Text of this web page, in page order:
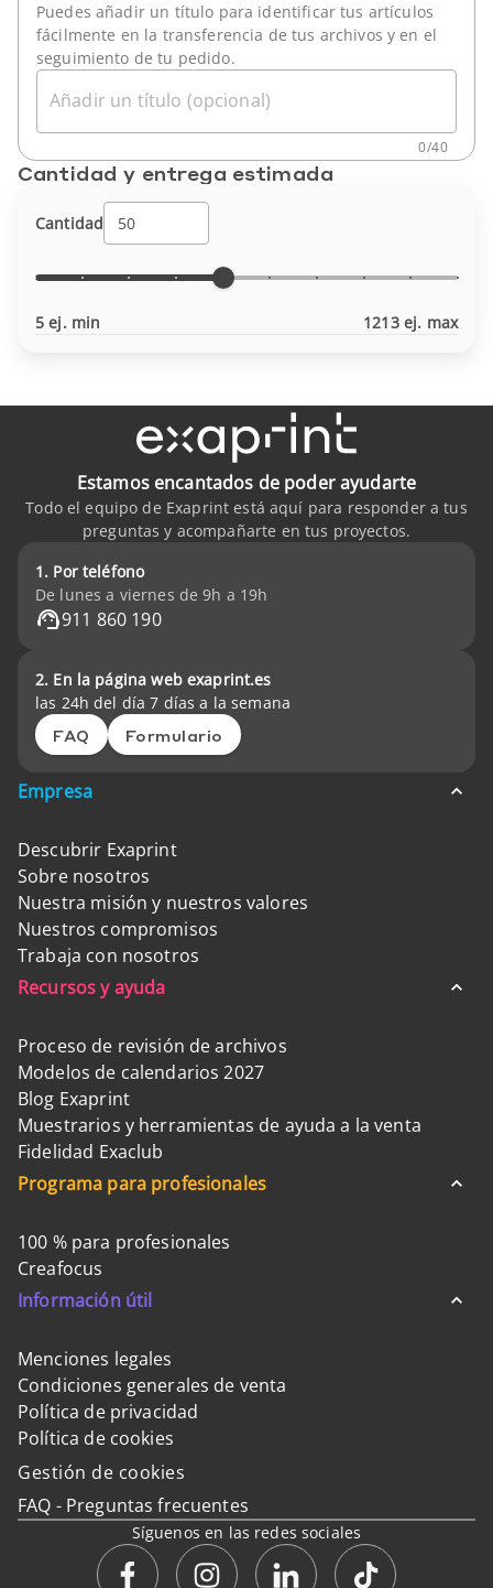
Puedes añadir un título para identificar tus artículos
fácilmente en la transferencia de tus archivos y en el
seguimiento de tu pedido.
Añadir un título (opcional)
0/40
Cantidad y entrega estimada
Cantidad
5 ej. min 1213 ej. max
Estamos encantados de poder ayudarte
Todo el equipo de Exaprint está aquí para responder a tus
preguntas y acompañarte en tus proyectos.
1. Por teléfono
De lunes a viernes de 9h a 19h
911 860 190
2. En la página web exaprint.es
las 24h del día 7 días a la semana
FAQ Formulario
Empresa
Descubrir Exaprint
Sobre nosotros
Nuestra misión y nuestros valores
Nuestros compromisos
Trabaja con nosotros
Recursos y ayuda
Proceso de revisión de archivos
Modelos de calendarios 2027
Blog Exaprint
Muestrarios y herramientas de ayuda a la venta
Fidelidad Exaclub
Programa para profesionales
100 % para profesionales
Creafocus
Información útil
Menciones legales
Condiciones generales de venta
Política de privacidad
Política de cookies
Gestión de cookies
FAQ - Preguntas frecuentes
Síguenos en las redes sociales